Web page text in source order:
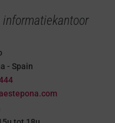
informatiekantoor
- Spain